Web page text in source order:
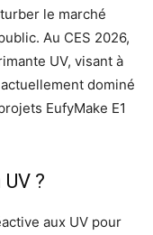
le marché
Au CES 2026,
UV, visant à
dominé
EufyMake E1
?
aux UV pour